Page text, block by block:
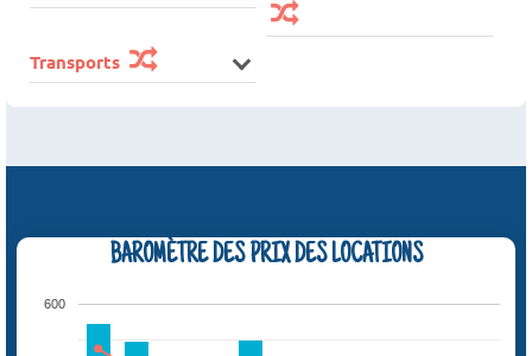
Transports
BAROMÈTRE DES PRIX DES LOCATIONS
600